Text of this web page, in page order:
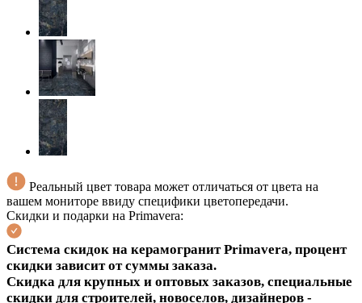
Реальный цвет товара может отличаться от цвета на
вашем мониторе ввиду специфики цветопередачи.
Скидки и подарки на Primavera:
Система скидок на керамогранит Primavera, процент
скидки зависит от суммы заказа.
Скидка для крупных и оптовых заказов, специальные
скидки для строителей, новоселов, дизайнеров -